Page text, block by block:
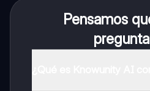
Pensamos